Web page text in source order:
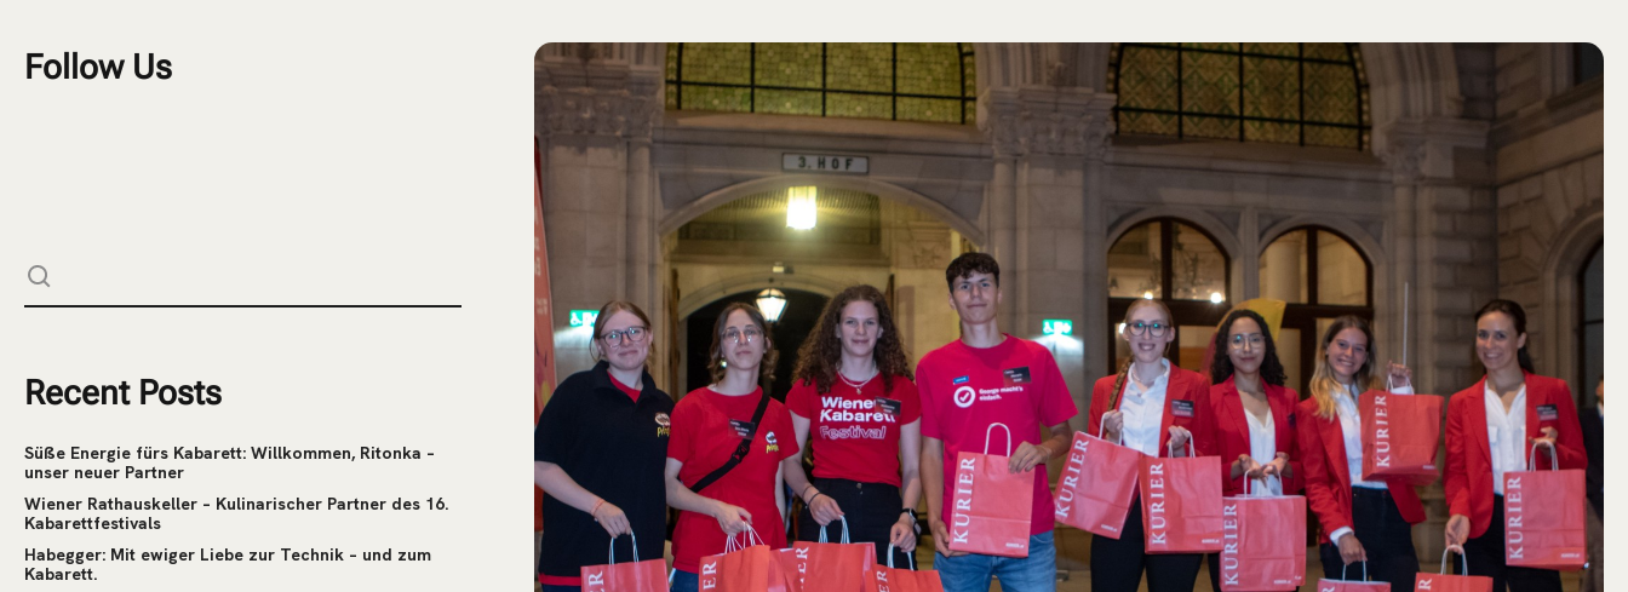
Follow Us
Recent Posts
Süße Energie fürs Kabarett: Willkommen, Ritonka –
unser neuer Partner
Wiener Rathauskeller – Kulinarischer Partner des 16.
Kabarettfestivals
Habegger: Mit ewiger Liebe zur Technik – und zum
Kabarett.